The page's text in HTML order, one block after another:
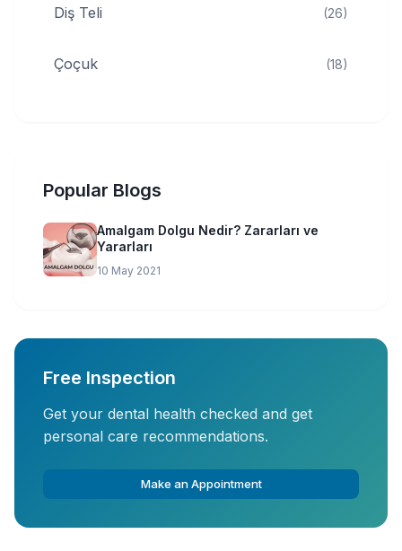
Diş Teli (26)
Çoçuk (18)
Popular Blogs
Amalgam Dolgu Nedir? Zararları ve
Yararları
10 May 2021
Free Inspection
Get your dental health checked and get
personal care recommendations.
Make an Appointment